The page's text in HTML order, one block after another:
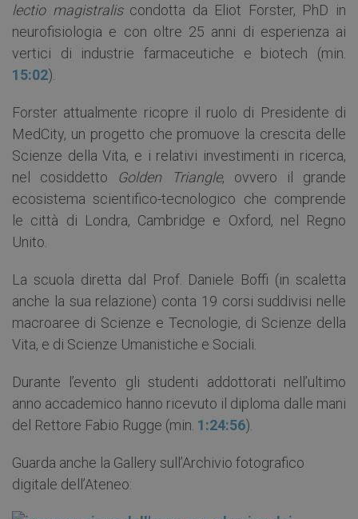
lectio magistraliscondotta da Eliot Forster, PhD in
neurofisiologia e con oltre 25 anni di esperienza ai
vertici di industrie farmaceutiche e biotech (min.
15:02).
Forster attualmente ricopre il ruolo di Presidente di
MedCity, un progetto che promuove la crescita delle
Scienze della Vita, e i relativi investimenti in ricerca,
nel cosiddetto Golden Triangle, ovvero il grande
ecosistema scientifico-tecnologico che comprende
le città di Londra, Cambridge e Oxford, nel Regno
Unito.
La scuola diretta dal Prof. Daniele Boffi (in scaletta
anche la sua relazione) conta 19 corsi suddivisi nelle
macroaree di Scienze e Tecnologie, di Scienze della
Vita, e di Scienze Umanistiche e Sociali.
Durante l’evento gli studenti addottorati nell’ultimo
anno accademico hanno ricevuto il diploma dalle mani
del Rettore Fabio Rugge (min. 1:24:56).
Guarda anche la Gallery sull’Archivio fotografico
digitale dell’Ateneo: